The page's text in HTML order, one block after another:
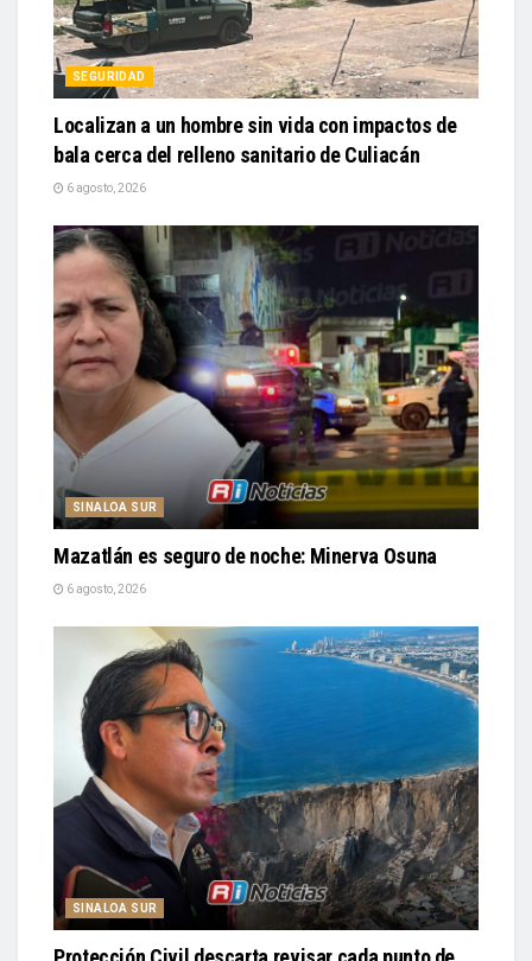
SEGURIDAD
Localizan a un hombre sin vida con impactos de
bala cerca del relleno sanitario de Culiacán
6 agosto, 2026
SINALOA SUR
Mazatlán es seguro de noche: Minerva Osuna
6 agosto, 2026
SINALOA SUR